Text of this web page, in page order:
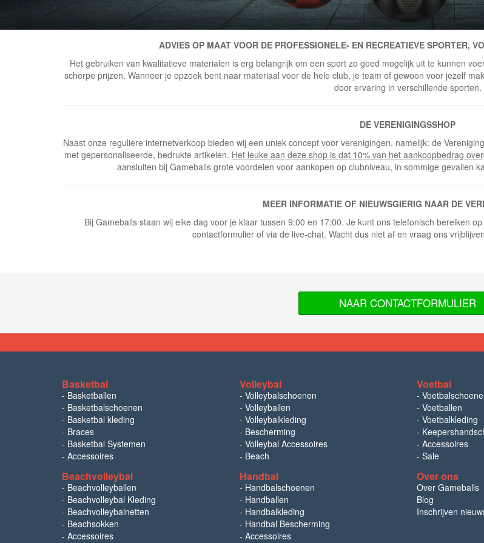
ADVIES OP MAAT VOOR DE PROFESSIONELE- EN RECREATIEVE SPORTER,
Het gebruiken van kwalitatieve materialen is erg belangrijk om een sport zo goed mogelijk uit te kunnen
scherpe prijzen. Wanneer je opzoek bent naar materiaal voor de hele club, je team of gewoon voor jezelf
door ervaring in verschillende sporten.
DE VERENIGINGSSHOP
Naast onze reguliere internetverkoop bieden wij een uniek concept voor verenigingen, namelijk: de
met gepersonaliseerde, bedrukte artikelen. Het leuke aan deze shop is dat 10% van het aankoopbedrag
aansluiten bij Gameballs grote voordelen voor aankopen op clubniveau, in sommige gevallen
MEER INFORMATIE OF NIEUWSGIERIG NAAR DE
Bij Gameballs staan wij elke dag voor je klaar tussen 9:00 en 17:00. Je kunt ons telefonisch bereiken
contactformulier of via de live-chat. Wacht dus niet af en vraag ons
NAAR CONTACTFORMULIER
Basketbal
- Basketballen
- Basketbalschoenen
- Basketbal kleding
- Braces
- Basketbal Systemen
- Accessoires
Volleybal
- Volleybalschoenen
- Volleyballen
- Volleybalkleding
- Bescherming
- Volleybal Accessoires
- Beach
Voetbal
-
- Voetballen
- Voetbalkleding
-
- Accessoires
- Sale
Beachvolleybal
- Beachvolleyballen
- Beachvolleybal Kleding
- Beachvolleybalnetten
- Beachsokken
- Accessoires
Handbal
- Handbalschoenen
- Handballen
- Handbalkleding
- Handbal Bescherming
- Accessoires
Over ons
Over Gameballs
Blog
Inschrijven